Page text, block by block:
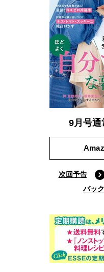
9月号通
次回予告
バッ